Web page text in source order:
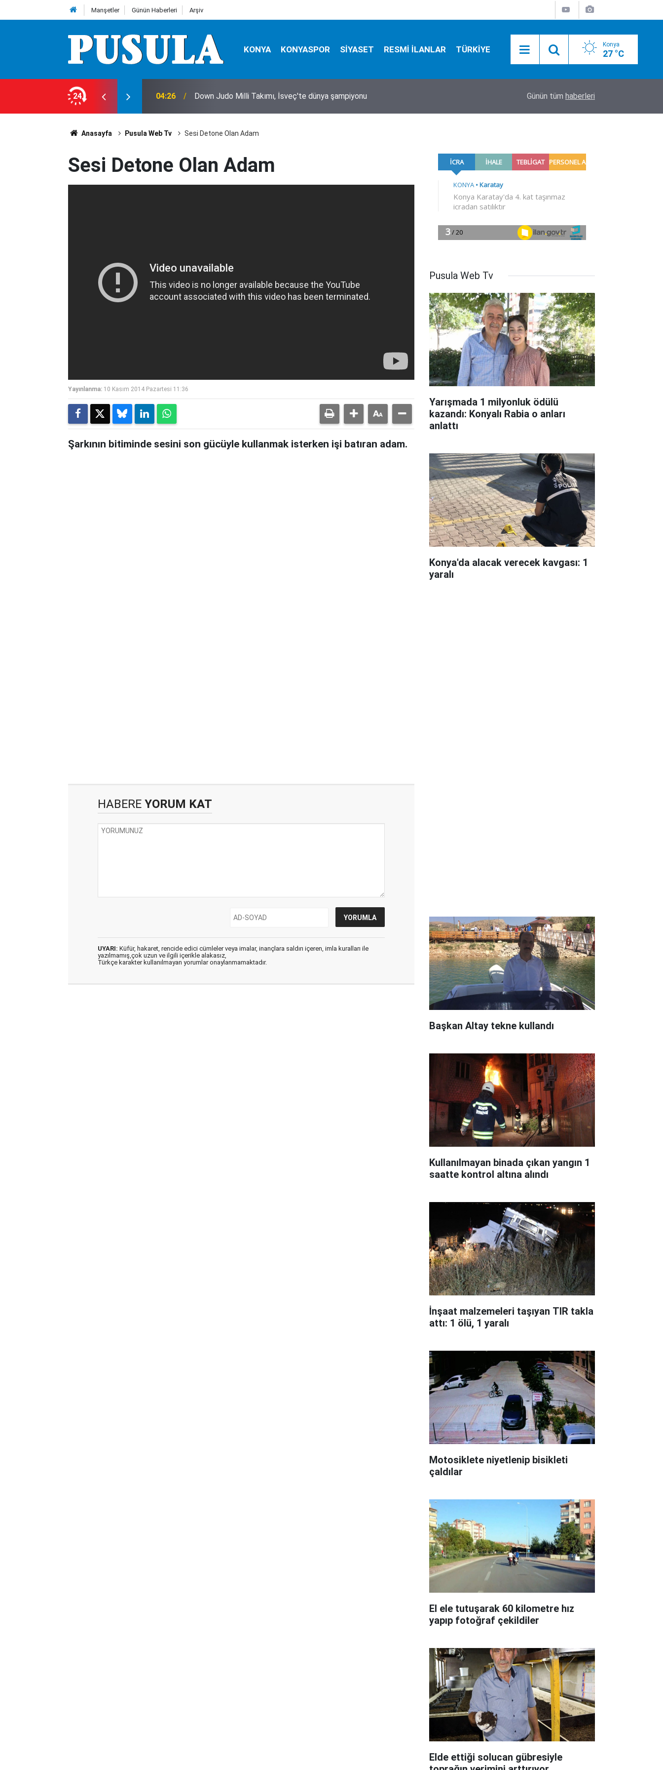
Manşetler Günün Haberleri Arşiv
KONYA KONYASPOR SİYASET RESMİ İLANLAR TÜRKİYE Konya
27 °C
24 04:19 İlke Özyüksel Mihrioğlu, Avrupa şampiyonu Samsunspor adeta sil baştan değişti
Günün tüm haberleri
Anasayfa Pusula Web Tv Sesi Detone Olan Adam
Sesi Detone Olan Adam
Yayınlanma: 10 Kasım 2014 Pazartesi 11:36
Şarkının bitiminde sesini son gücüyle kullanmak isterken işi batıran adam.
HABERE YORUM KAT
UYARI: Küfür, hakaret, rencide edici cümleler veya imalar, inançlara saldırı içeren, imla kuralları ile
yazılmamış,çok uzun ve ilgili içerikle alakasız,
Türkçe karakter kullanılmayan yorumlar onaylanmamaktadır.
Pusula Web Tv
Yarışmada 1 milyonluk ödülü
kazandı: Konyalı Rabia o anları
anlattı
Konya'da alacak verecek kavgası: 1
yaralı
Başkan Altay tekne kullandı
Kullanılmayan binada çıkan yangın 1
saatte kontrol altına alındı
İnşaat malzemeleri taşıyan TIR takla
attı: 1 ölü, 1 yaralı
Motosiklete niyetlenip bisikleti
çaldılar
El ele tutuşarak 60 kilometre hız
yapıp fotoğraf çekildiler
Elde ettiği solucan gübresiyle